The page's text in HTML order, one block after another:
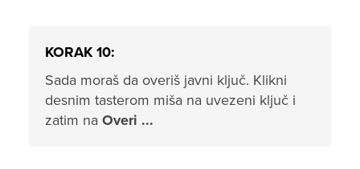
KORAK 10:
Sada moraš da overiš javni ključ. Klikni
desnim tasterom miša na uvezeni ključ i
zatim na Overi ...